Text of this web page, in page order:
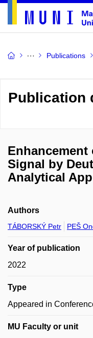
Publications
Publication
Signal by
Analytical
Authors
TÁBORSKÝ Petr PEŠ
Year of publication
2022
Type
Appeared in
MU Faculty or unit